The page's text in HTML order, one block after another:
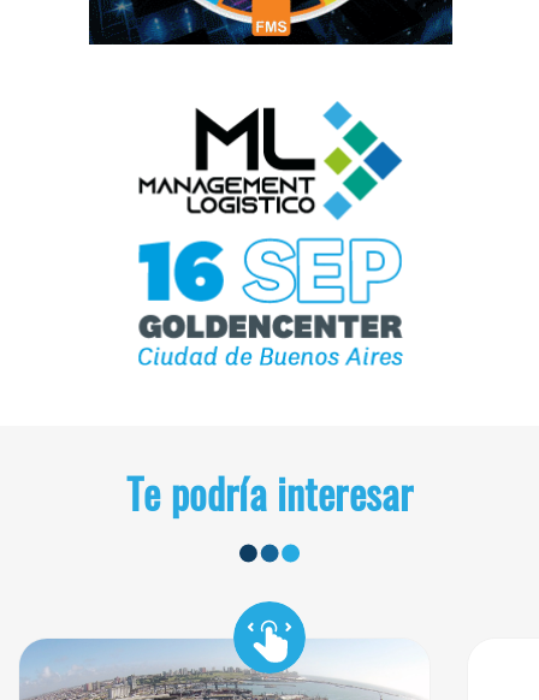
Te podría interesar